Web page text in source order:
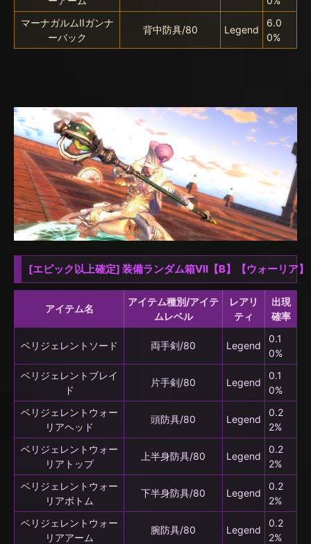
マーナガルムIIガンナ
ーバック
背中防具/80 Legend
6.0
0%
[エピック以上確定] 装備ランダム箱VII【B】【ウォーリア】
アイテム名
アイテム種別/アイテ
ムレベル
レアリ
ティ
出現
確率
ベリジェレントソード 両手剣/80 Legend
0.1
0%
ベリジェレントブレイ
ド
片手剣/80 Legend
0.1
0%
ベリジェレントウォー
リアヘッド
頭防具/80 Legend
0.2
2%
ベリジェレントウォー
リアトップ
上半身防具/80 Legend
0.2
2%
ベリジェレントウォー
リアボトム
下半身防具/80 Legend
0.2
2%
ベリジェレントウォー
リアアーム
腕防具/80 Legend
0.2
2%